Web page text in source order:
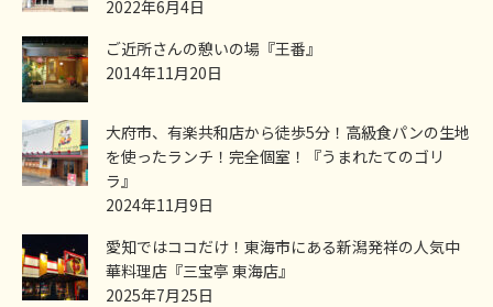
2022年6月4日
ご近所さんの憩いの場『王番』
2014年11月20日
大府市、有楽共和店から徒歩5分！高級食パンの生地
を使ったランチ！完全個室！『うまれたてのゴリ
ラ』
2024年11月9日
愛知ではココだけ！東海市にある新潟発祥の人気中
華料理店『三宝亭 東海店』
2025年7月25日